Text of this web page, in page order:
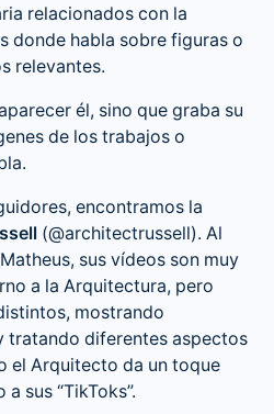
relacionados con la
donde habla sobre figuras o
relevantes.
él, sino que graba su
de los trabajos o
encontramos la
(@architectrussell). Al
sus vídeos son muy
a la Arquitectura, pero
mostrando
tratando diferentes aspectos
el Arquitecto da un toque
sus “TikToks”.